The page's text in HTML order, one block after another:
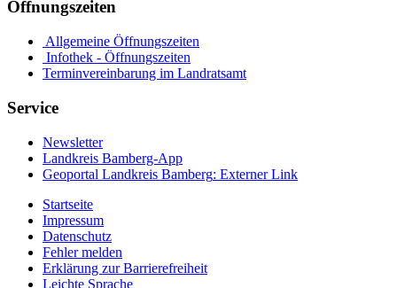
Öffnungszeiten
Allgemeine Öffnungszeiten
Infothek - Öffnungszeiten
Terminvereinbarung im Landratsamt
Service
Newsletter
Landkreis Bamberg-App
Geoportal Landkreis Bamberg: Externer Link
Startseite
Impressum
Datenschutz
Fehler melden
Erklärung zur Barrierefreiheit
Leichte Sprache